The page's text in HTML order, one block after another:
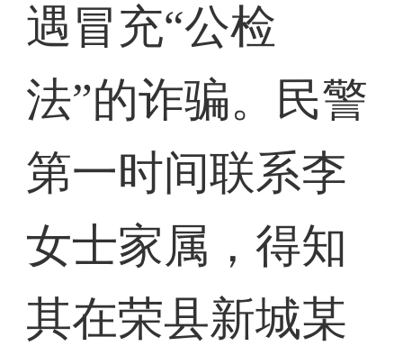
遇冒充“公检
法”的诈骗。民警
第一时间联系李
女士家属，得知
其在荣县新城某